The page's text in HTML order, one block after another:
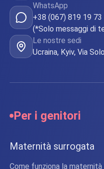
WhatsApp
+38 (067) 819 19 73
(*Solo messaggi di
Le nostre sedi
Ucraina, Kyiv, Via
Per i genitori
Maternità surrogata
Come funziona la